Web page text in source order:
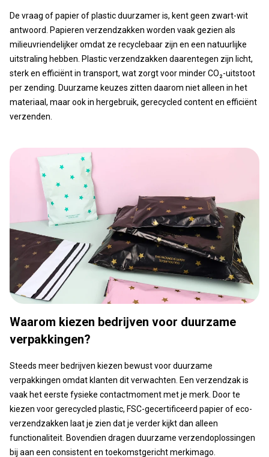
De vraag of papier of plastic duurzamer is, kent geen zwart-wit
antwoord. Papieren verzendzakken worden vaak gezien als
milieuvriendelijker omdat ze recyclebaar zijn en een natuurlijke
uitstraling hebben. Plastic verzendzakken daarentegen zijn licht,
sterk en efficiënt in transport, wat zorgt voor minder CO₂-uitstoot
per zending. Duurzame keuzes zitten daarom niet alleen in het
materiaal, maar ook in hergebruik, gerecycled content en efficiënt
verzenden.
Waarom kiezen bedrijven voor duurzame
verpakkingen?
Steeds meer bedrijven kiezen bewust voor duurzame
verpakkingen omdat klanten dit verwachten. Een verzendzak is
vaak het eerste fysieke contactmoment met je merk. Door te
kiezen voor gerecycled plastic, FSC-gecertificeerd papier of eco-
verzendzakken laat je zien dat je verder kijkt dan alleen
functionaliteit. Bovendien dragen duurzame verzendoplossingen
bij aan een consistent en toekomstgericht merkimago.